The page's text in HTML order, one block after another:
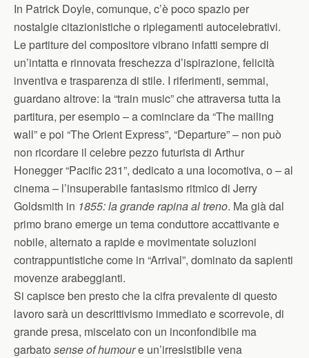
In Patrick Doyle, comunque, c’è poco spazio per
nostalgie citazionistiche o ripiegamenti autocelebrativi.
Le partiture del compositore vibrano infatti sempre di
un’intatta e rinnovata freschezza d’ispirazione, felicità
inventiva e trasparenza di stile. I riferimenti, semmai,
guardano altrove: la “train music” che attraversa tutta la
partitura, per esempio – a cominciare da “The mailing
wall” e poi “The Orient Express”, “Departure” – non può
non ricordare il celebre pezzo futurista di Arthur
Honegger “Pacific 231”, dedicato a una locomotiva, o – al
cinema – l’insuperabile fantasismo ritmico di Jerry
Goldsmith in 1855: la grande rapina al treno. Ma già dal
primo brano emerge un tema conduttore accattivante e
nobile, alternato a rapide e movimentate soluzioni
contrappuntistiche come in “Arrival”, dominato da sapienti
movenze arabeggianti.
Si capisce ben presto che la cifra prevalente di questo
lavoro sarà un descrittivismo immediato e scorrevole, di
grande presa, miscelato con un inconfondibile ma
garbato sense of humoure un’irresistibile vena